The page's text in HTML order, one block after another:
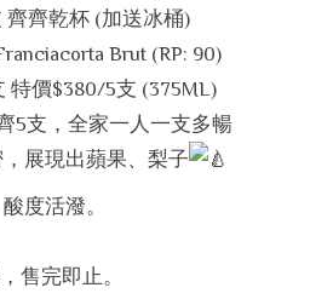
齊齊乾杯 (加送冰桶)
Brut (RP: 90)
特價$380/5支 (375ML)
5支，全家一人一支多暢
展現出蘋果、梨子
度活潑。
售完即止。